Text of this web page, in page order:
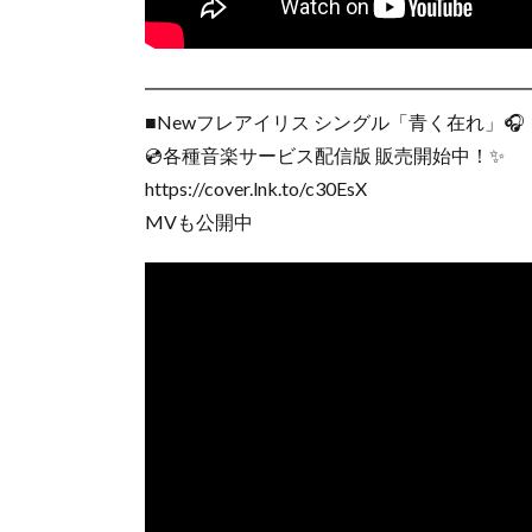
■Newフレアイリス シングル「青く在れ」🎧
💿各種音楽サービス配信版 販売開始中！✨
https://cover.lnk.to/c30EsX
MVも公開中